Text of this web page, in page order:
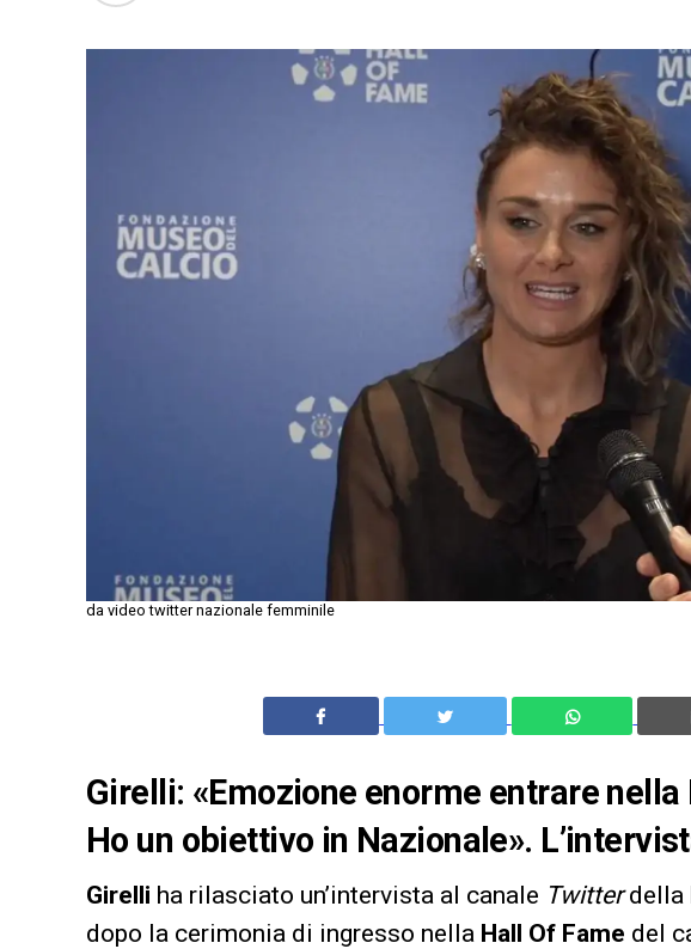
da video twitter nazionale femminile
Girelli: «Emozione enorme entrare
Ho un obiettivo in Nazionale».
Girelli ha rilasciato un’intervista al canale Twitterdella
dopo la cerimonia di ingresso nella Hall Of Fame del